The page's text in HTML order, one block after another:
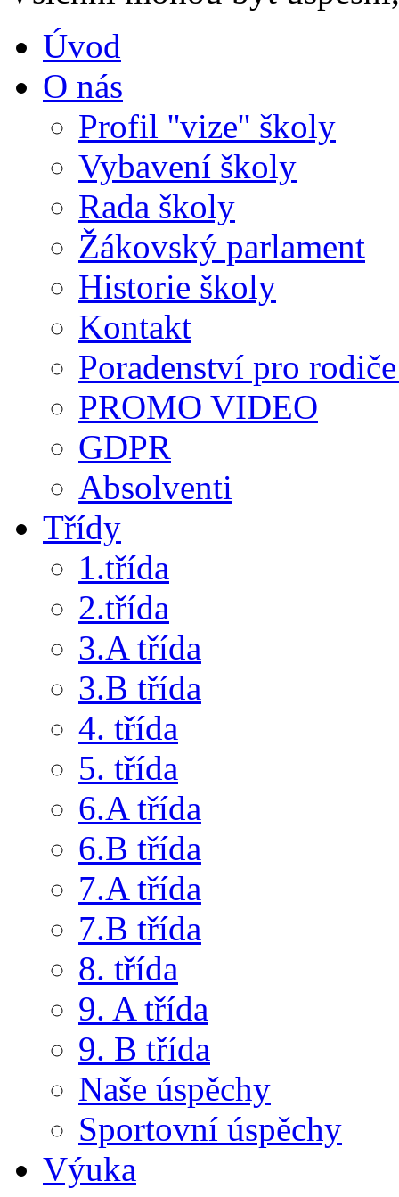
Úvod
O nás
Profil ''vize'' školy
Vybavení školy
Rada školy
Žákovský parlament
Historie školy
Kontakt
Poradenství pro
PROMO VIDEO
GDPR
Absolventi
Třídy
1.třída
2.třída
3.A třída
3.B třída
4. třída
5. třída
6.A třída
6.B třída
7.A třída
7.B třída
8. třída
9. A třída
9. B třída
Naše úspěchy
Sportovní úspěchy
Výuka